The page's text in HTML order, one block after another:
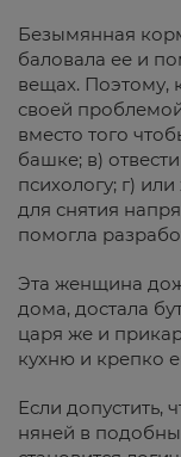
Безымянная
баловала ее и
вещах. Поэтому,
своей
вместо того
башке; в)
психологу; г)
для снятия
помогла
Эта женщина
дома, достала
царя же и
кухню и крепко
Если допустить,
няней в